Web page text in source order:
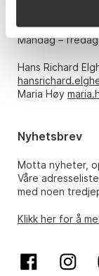
Mandag –
Hans Richard
Maria Høy
Nyhetsbrev
Motta nyheter,
Våre
med noen
Klikk her for å